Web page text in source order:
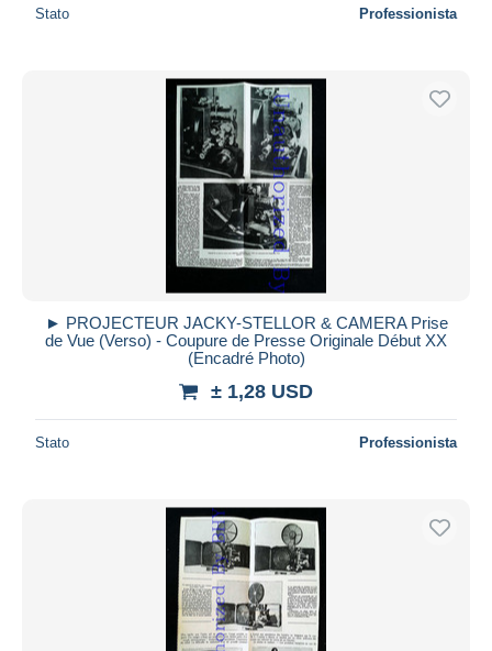
Stato Professionista
► PROJECTEUR JACKY-STELLOR & CAMERA Prise
de Vue (Verso) - Coupure de Presse Originale Début XX
(Encadré Photo)
± 1,28 USD
Stato Professionista